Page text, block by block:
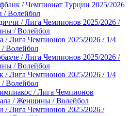
/ Чемпионат Турции 2025/2026
Волейбол
/ Лига Чемпионов 2025/2026 /
/ Волейбол
Лига Чемпионов 2025/2026 / 1/4
Волейбол
/ Лига Чемпионов 2025/2026 /
/ Волейбол
Лига Чемпионов 2025/2026 / 1/4
Волейбол
/ Лига Чемпионов
/ Женщины / Волейбол
/ Лига Чемпионов 2025/2026 /